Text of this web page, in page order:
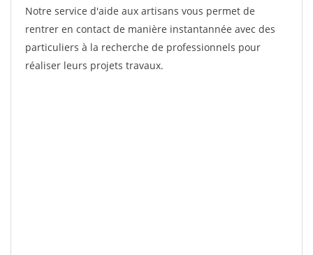
Notre service d'aide aux artisans vous permet de
rentrer en contact de manière instantannée avec des
particuliers à la recherche de professionnels pour
réaliser leurs projets travaux.